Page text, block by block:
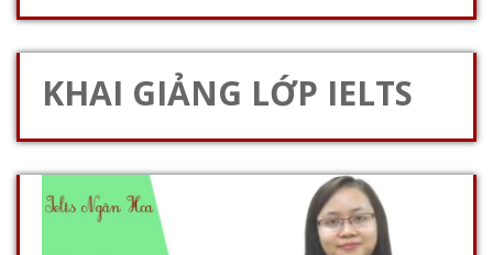
KHAI GIẢNG LỚP IELTS